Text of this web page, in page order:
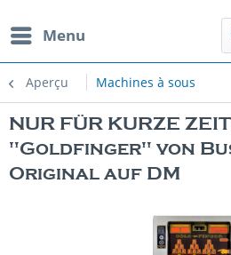
Menu
Aperçu Machines à sous
NUR FÜR KURZE
"Goldfinger" von
Original auf DM